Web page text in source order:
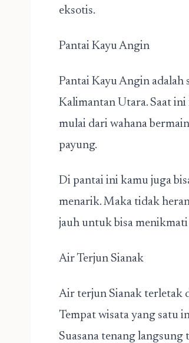
eksotis.
Pantai Kayu Angin
Pantai Kayu Angin adalah
Kalimantan Utara. Saat
mulai dari wahana
payung.
Di pantai ini kamu juga
menarik. Maka tidak
jauh untuk bisa
Air Terjun Sianak
Air terjun Sianak terletak
Tempat wisata yang satu
Suasana tenang